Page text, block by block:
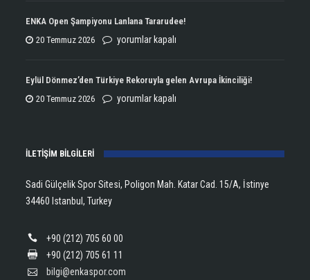
Çifte
Şampiyonluğun
Aldı!
ENKA Open Şampiyonu Lanlana Tararudee!
20 Temmuz 2026
ENKA
Şampiyonu
Lanlana
yorumlar kapalı
Eylül Dönmez’den Türkiye Rekoruyla gelen Avrupa İkinciliği!
20 Temmuz 2026
Eylül
Rekoruyla
Avrupa
yorumlar kapalı
İLETİŞİM BİLGİLERİ
Sadi Gülçelik Spor Sitesi, Poligon Mah. Katar Cad. 15/A, İstinye
34460 Istanbul, Turkey
+90 (212) 705 60 00
+90 (212) 705 61 11
bilgi@enkaspor.com